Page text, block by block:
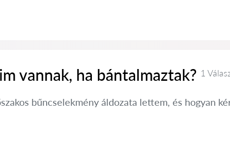
vannak, ha bántalmaztak? 1
bűncselekmény áldozata lettem, és hogyan